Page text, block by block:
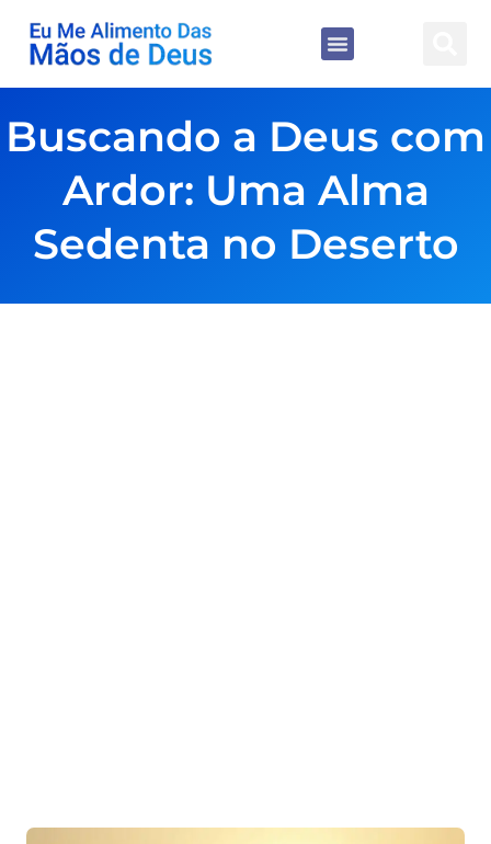
Buscando a Deus com
Ardor: Uma Alma
Sedenta no Deserto